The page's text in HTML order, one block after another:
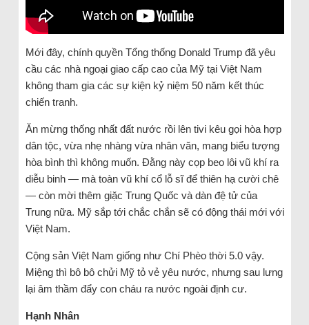
Mới đây, chính quyền Tổng thống Donald Trump đã yêu
cầu các nhà ngoại giao cấp cao của Mỹ tại Việt Nam
không tham gia các sự kiện kỷ niệm 50 năm kết thúc
chiến tranh.
Ăn mừng thống nhất đất nước rồi lên tivi kêu gọi hòa hợp
dân tộc, vừa nhẹ nhàng vừa nhân văn, mang biểu tượng
hòa bình thì không muốn. Đằng này cọp beo lôi vũ khí ra
diễu binh — mà toàn vũ khí cổ lỗ sĩ để thiên hạ cười chê
— còn mời thêm giặc Trung Quốc và dàn đệ tử của
Trung nữa. Mỹ sắp tới chắc chắn sẽ có động thái mới với
Việt Nam.
Cộng sản Việt Nam giống như Chí Phèo thời 5.0 vậy.
Miệng thì bô bô chửi Mỹ tỏ vẻ yêu nước, nhưng sau lưng
lại âm thầm đẩy con cháu ra nước ngoài định cư.
Hạnh Nhân